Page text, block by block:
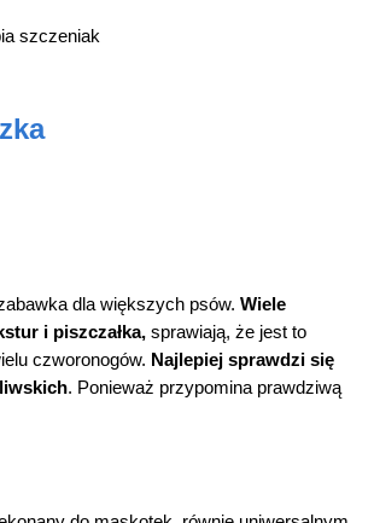
ka
dla większych psów. Wiele
i piszczałka, sprawiają, że jest to
czworonogów. Najlepiej sprawdzi się
. Ponieważ przypomina prawdziwą